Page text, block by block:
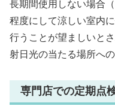
長期間使用しない場合
程度にして涼しい室内
行うことが望ましいと
射日光の当たる場所へ
専門店での定期点